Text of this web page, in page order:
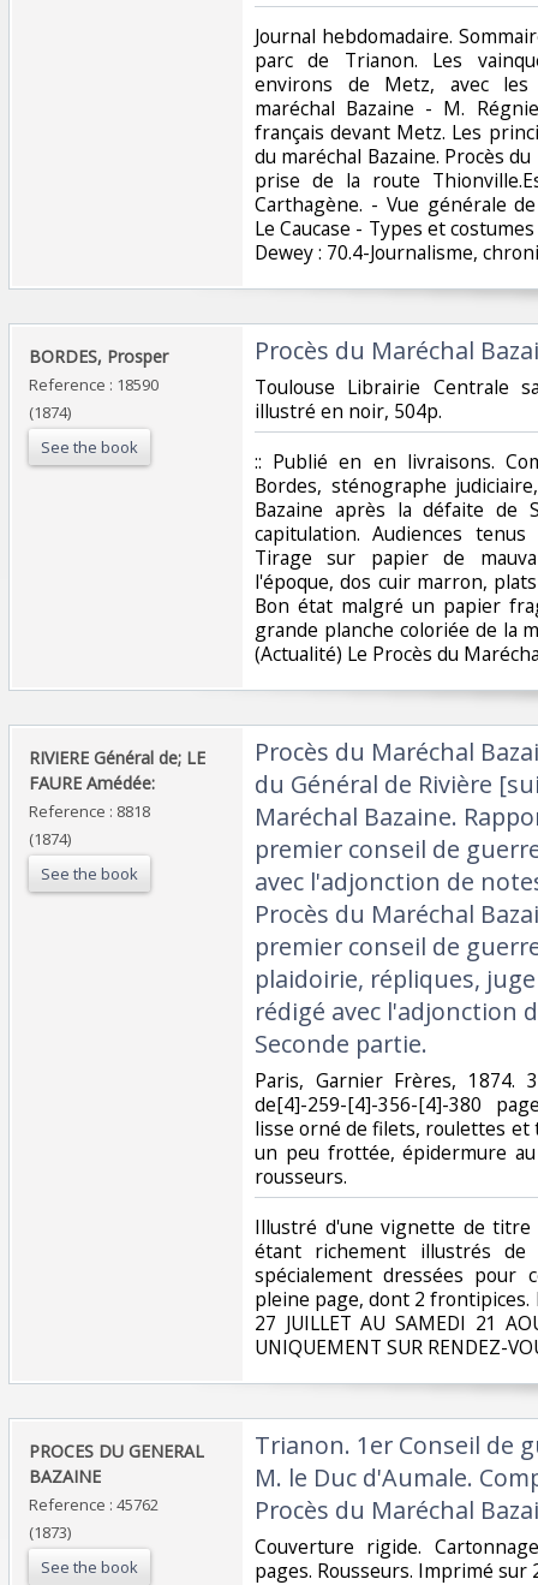
‎Journal hebdomadaire.
parc de Trianon. Les
environs de Metz, avec les
maréchal Bazaine - M.
français devant Metz. Les
du maréchal Bazaine. Procès
prise de la route
Carthagène. - Vue générale
Le Caucase - Types et
Dewey : 70.4-Journalisme,
‎BORDES, Prosper‎
Reference : 18590
(1874)
See the book
‎Procès du Maréchal
‎Toulouse Librairie Centrale
illustré en noir, 504p. ‎
‎:: Publié en en livraisons.
Bordes, sténographe
Bazaine après la défaite de
capitulation. Audiences
Tirage sur papier de
l'époque, dos cuir marron,
Bon état malgré un papier
grande planche coloriée de la
(Actualité) Le Procès du
‎RIVIERE Général de; LE
FAURE Amédée:‎
Reference : 8818
(1874)
See the book
‎Procès du Maréchal
du Général de Rivière
Maréchal Bazaine.
premier conseil de
avec l'adjonction de
Procès du Maréchal
premier conseil de
plaidoirie, répliques,
rédigé avec l'adjonction
Seconde partie.‎
‎Paris, Garnier Frères,
de[4]-259-[4]-356-[4]-380
lisse orné de filets, roulettes et
un peu frottée, épidermure
rousseurs. ‎
‎Illustré d'une vignette de
étant richement illustrés de
spécialement dressées pour
pleine page, dont 2 frontipices.
27 JUILLET AU SAMEDI 21
UNIQUEMENT SUR RENDEZ-
‎PROCES DU GENERAL
BAZAINE ‎
Reference : 45762
(1873)
See the book
‎Trianon. 1er Conseil de
M. le Duc d'Aumale.
Procès du Maréchal
‎Couverture rigide.
pages. Rousseurs. Imprimé sur